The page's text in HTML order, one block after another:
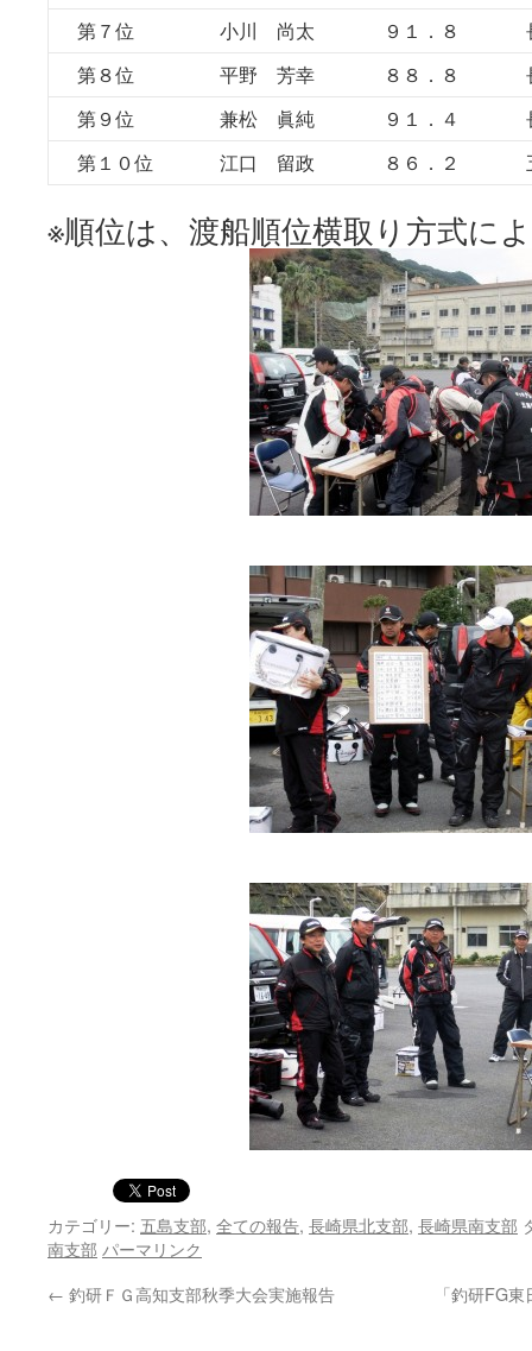
第７位
小川 尚太 ９１．８
第８位
平野 芳幸 ８８．８
第９位
兼松 眞純 ９１．４
第１０位
江口 留政 ８６．２
※順位は、渡船順位横取り方式に
カテゴリー: 五島支部, 全ての報告, 長崎県北支部, 長崎県南支部
南支部 パーマリンク
← 釣研ＦＧ高知支部秋季大会実施報告 「釣研FG